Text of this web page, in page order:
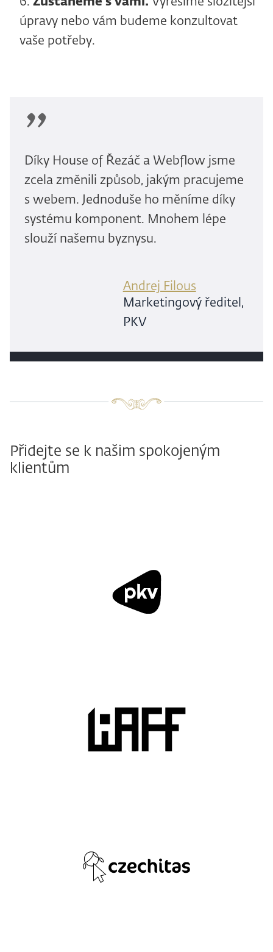
úpravy nebo vám budeme konzultovat
vaše potřeby.
Díky House of Řezáč a Webflow jsme
zcela změnili způsob, jakým pracujeme
s webem. Jednoduše ho měníme díky
systému komponent. Mnohem lépe
slouží našemu byznysu.
Andrej Filous
Marketingový ředitel,
PKV
Přidejte se k našim spokojeným
klientům